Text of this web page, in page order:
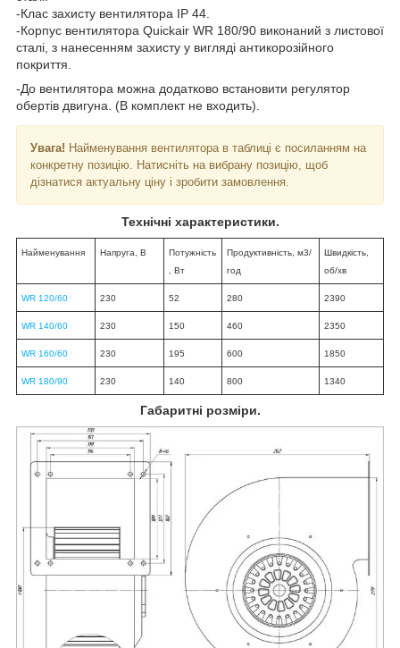
-Клас захисту вентилятора IP 44.
-Корпус вентилятора Quickair WR 180/90 виконаний з листової
сталі, з нанесенням захисту у вигляді антикорозійного
покриття.
-До вентилятора можна додатково встановити регулятор
обертів двигуна. (В комплект не входить).
Увага! Найменування вентилятора в таблиці є посиланням на
конкретну позицію. Натисніть на вибрану позицію, щоб
дізнатися актуальну ціну і зробити замовлення.
Технічні характеристики.
Найменування Напруга, В
Потужність
, Вт
Продуктивність, м3/
год
Швидкість,
об/хв
WR 120/60 230 52 280 2390
WR 140/60 230 150 460 2350
WR 160/60 230 195 600 1850
WR 180/90 230 140 800 1340
Габаритні розміри.